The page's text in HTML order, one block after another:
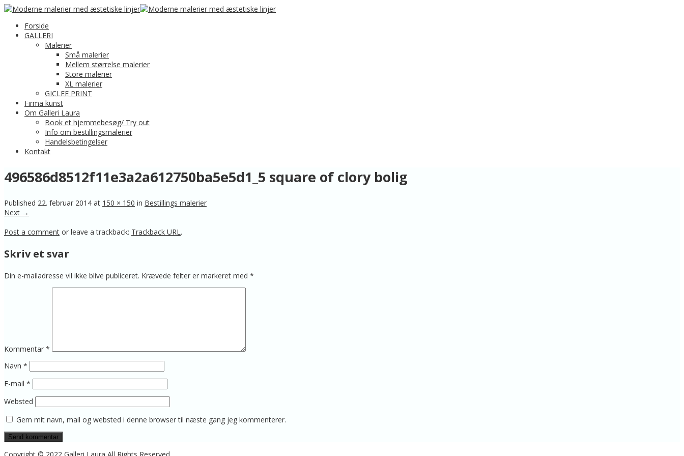
Forside
GALLERI
Malerier
Små malerier
Mellem størrelse malerier
Store malerier
XL malerier
GICLEE PRINT
Firma kunst
Om Galleri Laura
Book et hjemmebesøg/ Try out
Info om bestillingsmalerier
Handelsbetingelser
Kontakt
496586d8512f11e3a2a612750ba5e5d1_5 square of clory bolig
Published 22. februar 2014 at 150 × 150 in Bestillings malerier
Next →
Post a comment or leave a trackback: Trackback URL.
Skriv et svar
Din e-mailadresse vil ikke blive publiceret. Krævede felter er markeret med *
Kommentar *
Navn *
E-mail *
Websted
Gem mit navn, mail og websted i denne browser til næste gang jeg kommenterer.